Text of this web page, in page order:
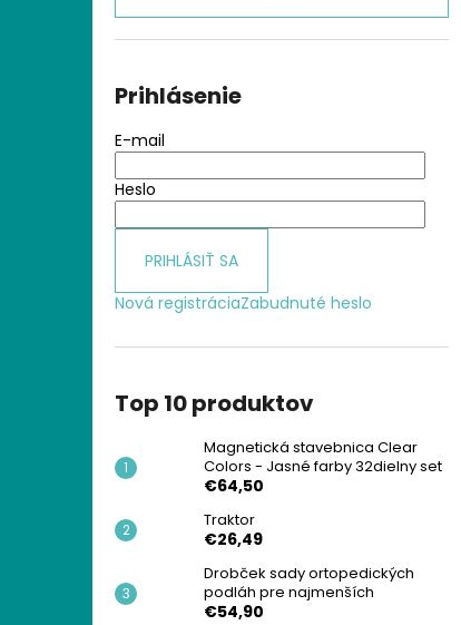
Prihlásenie
E-mail
Heslo
PRIHLÁSIŤ SA
Nová registráciaZabudnuté heslo
Top 10 produktov
Magnetická stavebnica Clear
Colors - Jasné farby 32dielny set
€64,50
Traktor
€26,49
Drobček sady ortopedických
podláh pre najmenších
€54,90
COLORS - JASNÉ FARBY 32DIELNY SET